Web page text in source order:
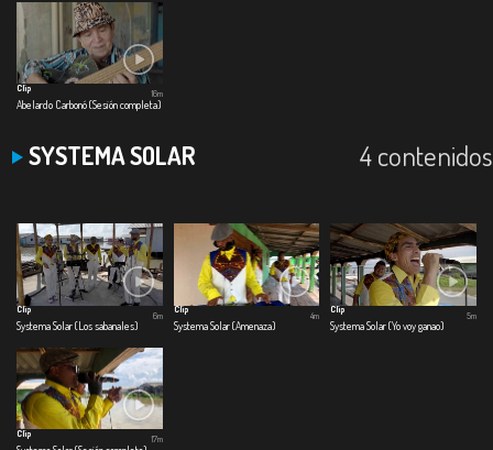
Clip
Abelardo Carbonó (Sesión completa)
16m
SYSTEMA SOLAR 4 contenidos
Clip
Systema Solar (Los sabanales)
6m
Clip
Systema Solar (Amenaza)
4m
Clip
Systema Solar (Yo voy ganao)
5m
Clip
17m